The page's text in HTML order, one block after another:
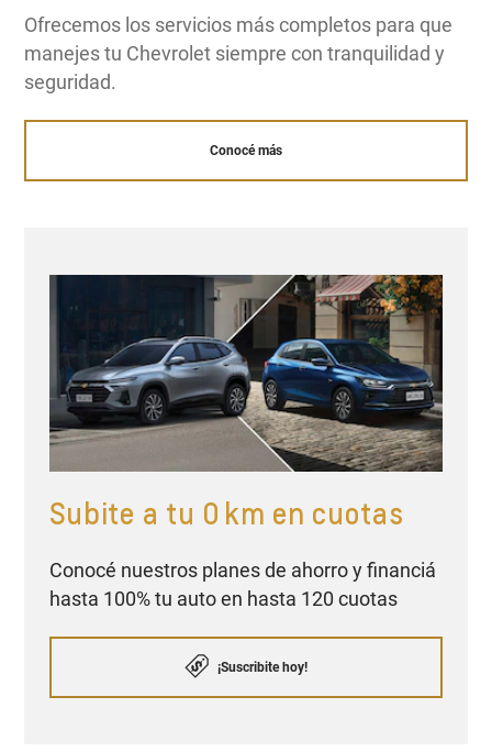
Ofrecemos los servicios más completos para que
manejes tu Chevrolet siempre con tranquilidad y
seguridad.
Conocé más
Subite a tu 0 km en cuotas
Conocé nuestros planes de ahorro y financiá
hasta 100% tu auto en hasta 120 cuotas
¡Suscribite hoy!